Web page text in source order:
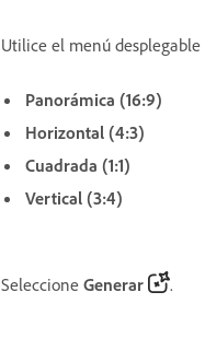
Utilice el menú desplegable
Panorámica (16:9)
Horizontal (4:3)
Cuadrada (1:1)
Vertical (3:4)
Seleccione Generar .